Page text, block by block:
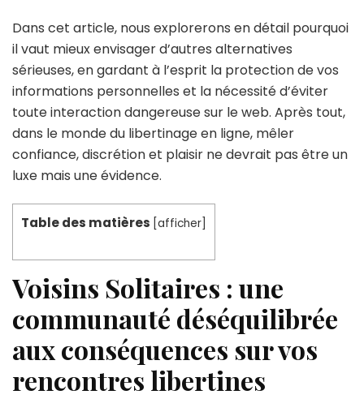
Dans cet article, nous explorerons en détail pourquoi
il vaut mieux envisager d’autres alternatives
sérieuses, en gardant à l’esprit la protection de vos
informations personnelles et la nécessité d’éviter
toute interaction dangereuse sur le web. Après tout,
dans le monde du libertinage en ligne, mêler
confiance, discrétion et plaisir ne devrait pas être un
luxe mais une évidence.
Table des matières [afficher]
Voisins Solitaires : une
communauté déséquilibrée
aux conséquences sur vos
rencontres libertines